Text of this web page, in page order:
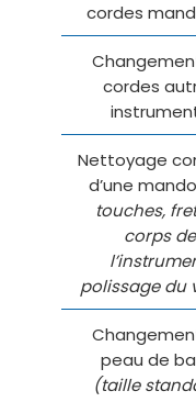
cordes
cordes
Nettoyage
d’une
touches,
corps de
polissage du
peau de
(taille